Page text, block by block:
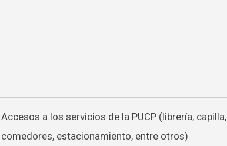
Accesos a los servicios de la PUCP (librería, capilla,
comedores, estacionamiento, entre otros)